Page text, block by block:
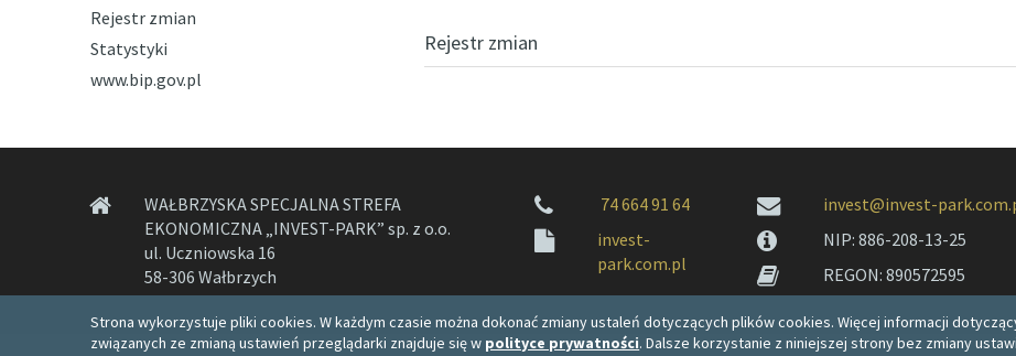
Rejestr zmian
Statystyki
www.bip.gov.pl
Rejestr zmian
WAŁBRZYSKA SPECJALNA STREFA
EKONOMICZNA „INVEST-PARK” sp. z o.o.
ul. Uczniowska 16
58-306 Wałbrzych
74 664 91 64
invest-
park.com.pl
invest@invest-
NIP: 886-208-13-25
REGON: 890572595
Strona wykorzystuje pliki cookies. W każdym czasie można dokonać zmiany ustaleń dotyczących plików cookies. Więcej informacji
związanych ze zmianą ustawień przeglądarki znajduje się w polityce prywatności. Dalsze korzystanie z niniejszej strony bez zmiany